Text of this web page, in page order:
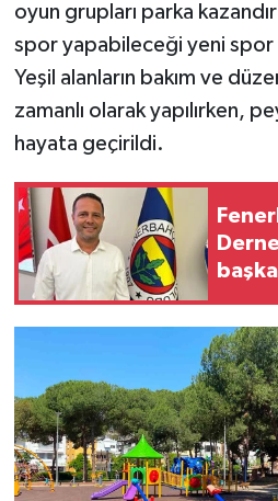
oyun grupları parka
spor yapabileceği yeni
Yeşil alanların bakım ve
zamanlı olarak yapılırken,
hayata geçirildi.